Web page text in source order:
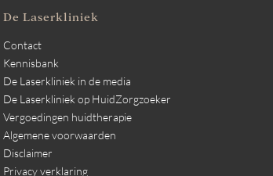
De Laserkliniek
Contact
Kennisbank
De Laserkliniek in de media
De Laserkliniek op HuidZorgzoeker
Vergoedingen huidtherapie
Algemene voorwaarden
Disclaimer
Privacy verklaring